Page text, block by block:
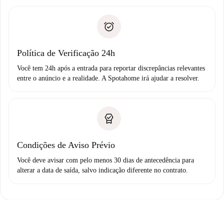
Débito direto bancário
não comunicar nenhum problema.
Política de Verificação 24h
Você tem 24h após a entrada para reportar discrepâncias relevantes
entre o anúncio e a realidade. A Spotahome irá ajudar a resolver.
Condições de Aviso Prévio
Você deve avisar com pelo menos 30 dias de antecedência para
alterar a data de saída, salvo indicação diferente no contrato.